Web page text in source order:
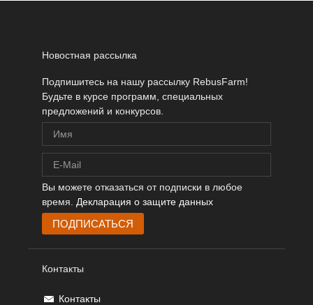
Новостная рассылка
Подпишитесь на нашу рассылку RebusFarm!
Будьте в курсе программ, специальных
предложений и конкурсов.
Вы можете отказаться от подписки в любое
время. Декларация о защите данных
Контакты
Контакты